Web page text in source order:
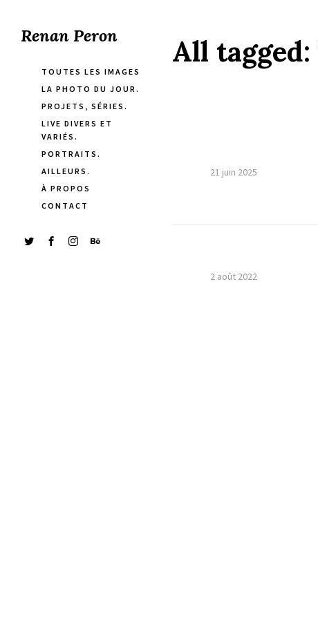
Renan Peron
TOUTES LES IMAGES
LA PHOTO DU JOUR.
PROJETS, SÉRIES.
LIVE DIVERS ET
VARIÉS.
PORTRAITS.
AILLEURS.
À PROPOS
CONTACT
All tagged:
21 juin 2025
2 août 2022